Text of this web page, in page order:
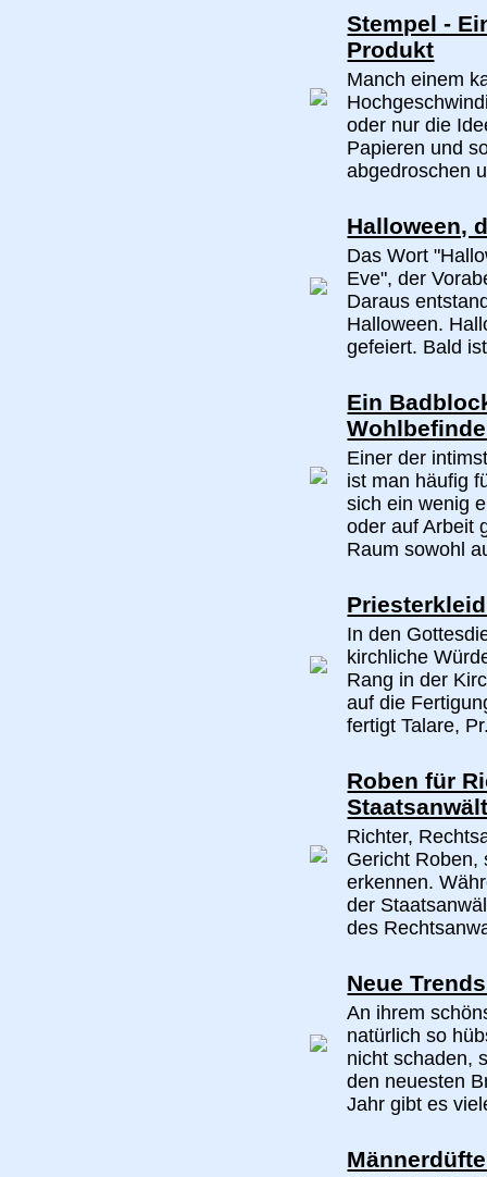
Stempel -
Produkt
Manch einem
oder nur die
Papieren und
abgedroschen
Halloween,
Das Wort
Eve", der
Daraus
Halloween.
gefeiert. Bald
Ein
Einer der
ist man häufig
sich ein wenig
oder auf Arbeit
Raum sowohl
In den
kirchliche
Rang in der
auf die
fertigt Talare,
Roben für
Richter,
Gericht Roben,
erkennen.
der
des
Neue
An ihrem
natürlich so
nicht schaden,
den neuesten
Jahr gibt es